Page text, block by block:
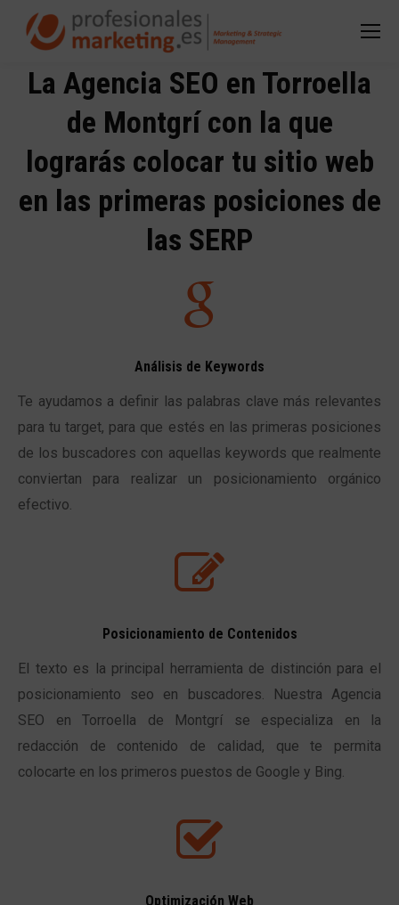
La Agencia SEO en Torroella
de Montgrí con la que
lograrás colocar tu sitio web
en las primeras posiciones de
las SERP
Análisis de Keywords
Te ayudamos a definir las palabras clave más relevantes
para tu target, para que estés en las primeras posiciones
de los buscadores con aquellas keywords que realmente
conviertan para realizar un posicionamiento orgánico
efectivo.
Posicionamiento de Contenidos
El texto es la principal herramienta de distinción para el
posicionamiento seo en buscadores. Nuestra Agencia
SEO en Torroella de Montgrí se especializa en la
redacción de contenido de calidad, que te permita
colocarte en los primeros puestos de Google y Bing.
Optimización Web